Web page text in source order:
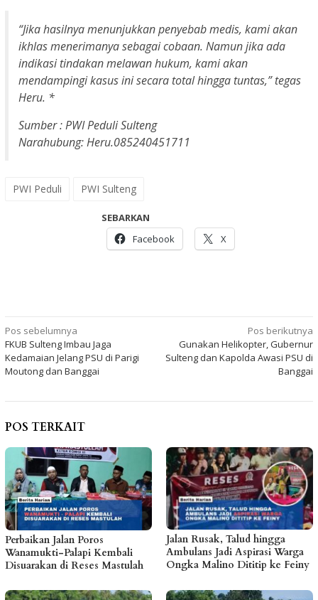
“Jika hasilnya menunjukkan penyebab medis, kami akan
ikhlas menerimanya sebagai cobaan. Namun jika ada
indikasi tindakan melawan hukum, kami akan
mendampingi kasus ini secara total hingga tuntas,” tegas
Heru. *
Sumber : PWI Peduli Sulteng
Narahubung: Heru.085240451711
PWI Peduli PWI Sulteng
SEBARKAN
Facebook
X
Navigasi
pos
Pos sebelumnya
FKUB Sulteng Imbau Jaga
Kedamaian Jelang PSU di Parigi
Moutong dan Banggai
Pos berikutnya
Gunakan Helikopter, Gubernur
Sulteng dan Kapolda Awasi PSU di
Banggai
POS TERKAIT
Perbaikan Jalan Poros
Wanamukti-Palapi Kembali
Disuarakan di Reses Mastulah
Jalan Rusak, Talud hingga
Ambulans Jadi Aspirasi Warga
Ongka Malino Dititip ke Feiny